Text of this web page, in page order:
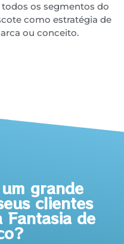
os segmentos do
como estratégia de
ou conceito.
grande
clientes
Fantasia de